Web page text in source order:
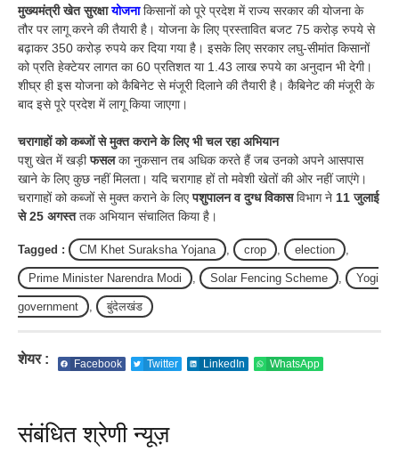
मुख्यमंत्री खेत सुरक्षायोजनाकिसानों को पूरे प्रदेश में राज्य सरकार की योजना के
तौर पर लागू करने की तैयारी है। योजना के लिए प्रस्तावित बजट 75 करोड़ रुपये से
बढ़ाकर 350 करोड़ रुपये कर दिया गया है। इसके लिए सरकार लघु-सीमांत किसानों
को प्रति हेक्टेयर लागत का 60 प्रतिशत या 1.43 लाख रुपये का अनुदान भी देगी।
शीघ्र ही इस योजना को कैबिनेट से मंजूरी दिलाने की तैयारी है। कैबिनेट की मंजूरी के
बाद इसे पूरे प्रदेश में लागू किया जाएगा।
चरागाहों को कब्जों से मुक्त कराने के लिए भी चल रहा अभियान
पशु खेत में खड़ीफसलका नुकसान तब अधिक करते हैं जब उनको अपने आसपास
खाने के लिए कुछ नहीं मिलता। यदि चरागाह हों तो मवेशी खेतों की ओर नहीं जाएंगे।
चरागाहों को कब्जों से मुक्त कराने के लिएपशुपालन व दुग्ध विकासविभाग ने 11 जुलाई
से 25 अगस्ततक अभियान संचालित किया है।
Tagged : CM Khet Suraksha Yojana crop election
Prime Minister Narendra Modi Solar Fencing Scheme Yogi
government बुंदेलखंड
शेयर : Facebook Twitter LinkedIn WhatsApp
संबंधित श्रेणी न्यूज़